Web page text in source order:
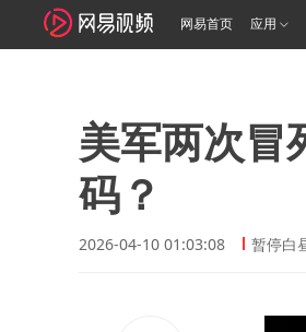
网易首页 应用
美军两次冒
码？
2026-04-10 01:03:08 暂停白